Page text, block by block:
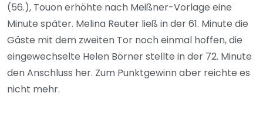
(56.), Touon erhöhte nach Meißner-Vorlage eine
Minute später. Melina Reuter ließ in der 61. Minute die
Gäste mit dem zweiten Tor noch einmal hoffen, die
eingewechselte Helen Börner stellte in der 72. Minute
den Anschluss her. Zum Punktgewinn aber reichte es
nicht mehr.